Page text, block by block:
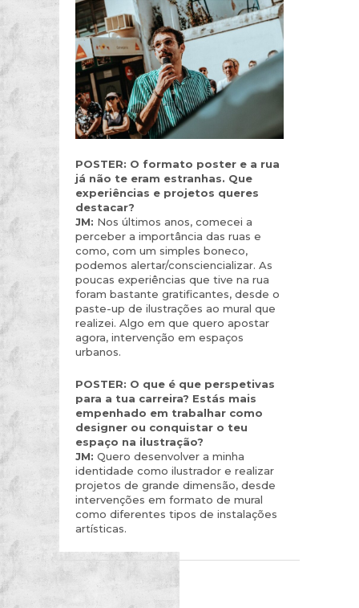
POSTER: O formato poster e a rua
já não te eram estranhas. Que
experiências e projetos queres
destacar?
JM: Nos últimos anos, comecei a
perceber a importância das ruas e
como, com um simples boneco,
podemos alertar/consciencializar. As
poucas experiências que tive na rua
foram bastante gratificantes, desde o
paste-up de ilustrações ao mural que
realizei. Algo em que quero apostar
agora, intervenção em espaços
urbanos.
POSTER: O que é que perspetivas
para a tua carreira? Estás mais
empenhado em trabalhar como
designer ou conquistar o teu
espaço na ilustração?
JM: Quero desenvolver a minha
identidade como ilustrador e realizar
projetos de grande dimensão, desde
intervenções em formato de mural
como diferentes tipos de instalações
artísticas.